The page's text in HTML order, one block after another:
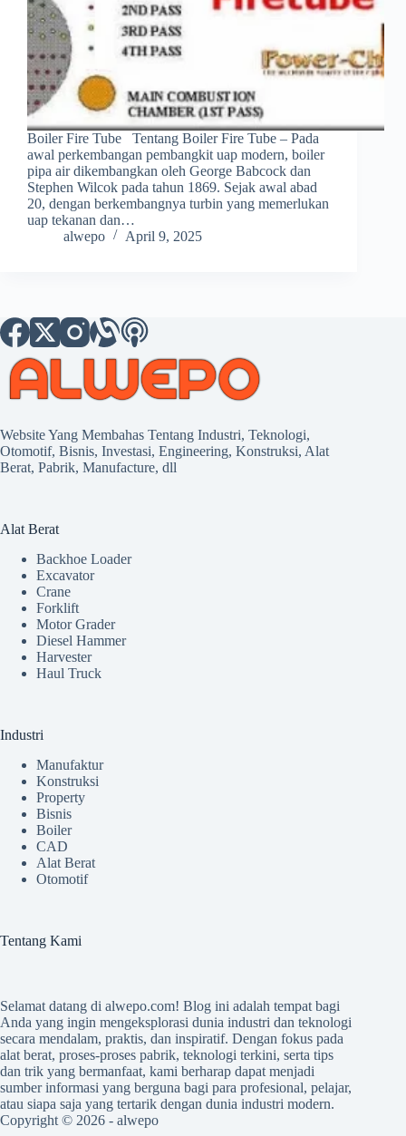
Boiler Fire Tube Tentang Boiler Fire Tube – Pada
awal perkembangan pembangkit uap modern, boiler
pipa air dikembangkan oleh George Babcock dan
Stephen Wilcok pada tahun 1869. Sejak awal abad
20, dengan berkembangnya turbin yang memerlukan
uap tekanan dan…
alwepo
April 9, 2025
Website Yang Membahas Tentang Industri, Teknologi,
Otomotif, Bisnis, Investasi, Engineering, Konstruksi, Alat
Berat, Pabrik, Manufacture, dll
Alat Berat
Backhoe Loader
Excavator
Crane
Forklift
Motor Grader
Diesel Hammer
Harvester
Haul Truck
Industri
Manufaktur
Konstruksi
Property
Bisnis
Boiler
CAD
Alat Berat
Otomotif
Tentang Kami
Selamat datang di alwepo.com! Blog ini adalah tempat bagi
Anda yang ingin mengeksplorasi dunia industri dan teknologi
secara mendalam, praktis, dan inspiratif. Dengan fokus pada
alat berat, proses-proses pabrik, teknologi terkini, serta tips
dan trik yang bermanfaat, kami berharap dapat menjadi
sumber informasi yang berguna bagi para profesional, pelajar,
atau siapa saja yang tertarik dengan dunia industri modern.
Copyright © 2026 - alwepo